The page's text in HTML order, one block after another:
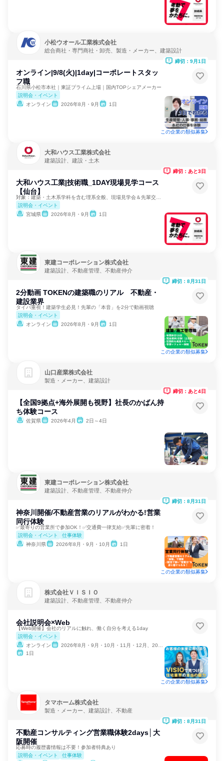
小松ウオール工業株式会社
総合商社・専門商社・卸売、製造・メーカー、建築設計
オンライン|9/8(火)|1day|コーポレートスタッ
フ職
石川県小松市本社｜東証プライム上場｜国内TOPシェアメーカー
説明会・イベント
オンライン
2026年8月・9月 1日
締切：9月1日
この企業の類似募集
大和ハウス工業株式会社
建築設計、建設・土木
大和ハウス工業|技術職_1DAY現場見学コース
【仙台】
説明会・イベント
宮城県
2026年8月・9月 1日
締切：あと3日
東建コーポレーション株式会社
建築設計、不動産管理、不動産仲介
2分動画 TOKENの建築職のリアル 不動産・
建設業界
タイパ重視！建築学生必見！先輩の「本音」を2分で動画視聴
説明会・イベント
オンライン
2026年8月・9月 1日
締切：8月31日
この企業の類似募集
山口産業株式会社
製造・メーカー、建築設計
【全国9拠点+海外展開も視野】社長のかばん持
ち体験コース
佐賀県 2026年4月 2日～4日
締切：あと4日
東建コーポレーション株式会社
建築設計、不動産管理、不動産仲介
神奈川開催/不動産営業のリアルがわかる!営業
同行体験
✅最寄りの営業所で参加OK！✅交通費一律支給✅先輩に密着！
説明会・イベント
仕事体験
神奈川県
2026年8月・9月・10月 1日
締切：8月31日
この企業の類似募集
株式会社ＶＩＳＩＯ
建築設計、不動産管理、不動産仲介
会社説明会×Web
【Web開催】会社のリアルに触れ、働く自分を考える1day
説明会・イベント
オンライン
2026年8月・9月・10月・11月・12月、2027年1月・2月
1日
この企業の類似募集
タマホーム株式会社
製造・メーカー、建築設計、不動産
不動産コンサルティング営業職体験2days│大
阪開催
応募時の履歴書情報は不要！参加者特典あり
説明会・イベント
仕事体験
締切：8月31日